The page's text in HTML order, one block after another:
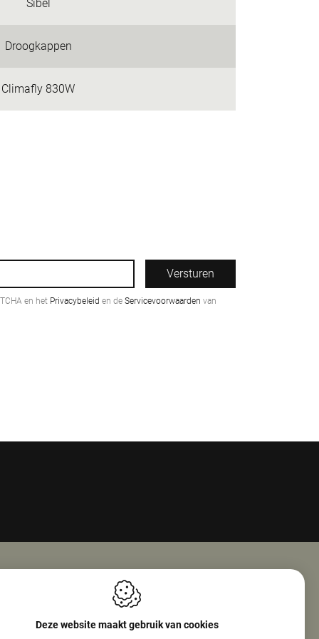
Sibel
Droogkappen
Climafly 830W
Versturen
en het Privacybeleid en de Servicevoorwaarden van
Nv (Amphore)
Openingsuren
Maandag
08:00 - 18:00
Dinsdag
Deze website maakt gebruik van cookies